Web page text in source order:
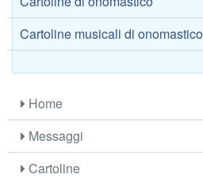
Cartoline musicali di onomastico
Home
Messaggi
Cartoline